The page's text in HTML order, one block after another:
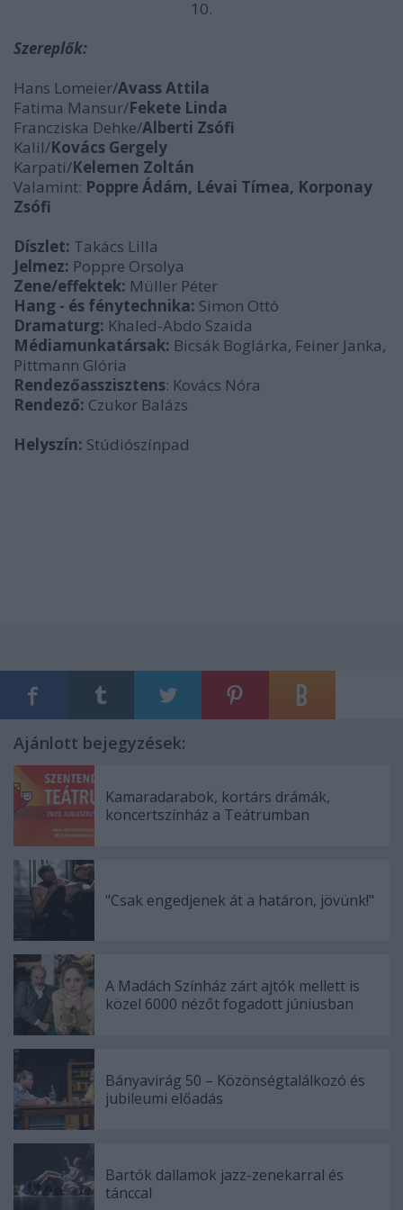
10.
Szereplők:
Hans Lomeier/Avass Attila
Fatima Mansur/Fekete Linda
Francziska Dehke/Alberti Zsófi
Kalil/Kovács Gergely
Karpati/Kelemen Zoltán
Valamint: Poppre Ádám, Lévai Tímea, Korponay
Zsófi
Díszlet: Takács Lilla
Jelmez: Poppre Orsolya
Zene/effektek: Müller Péter
Hang - és fénytechnika: Simon Ottó
Dramaturg: Khaled-Abdo Szaida
Médiamunkatársak: Bicsák Boglárka, Feiner Janka,
Pittmann Glória
Rendezőasszisztens: Kovács Nóra
Rendező: Czukor Balázs
Helyszín: Stúdiószínpad
Ajánlott bejegyzések:
Kamaradarabok, kortárs drámák,
koncertszínház a Teátrumban
"Csak engedjenek át a határon, jövünk!"
A Madách Színház zárt ajtók mellett is
közel 6000 nézőt fogadott júniusban
Bányavirág 50 – Közönségtalálkozó és
jubileumi előadás
Bartók dallamok jazz-zenekarral és
tánccal